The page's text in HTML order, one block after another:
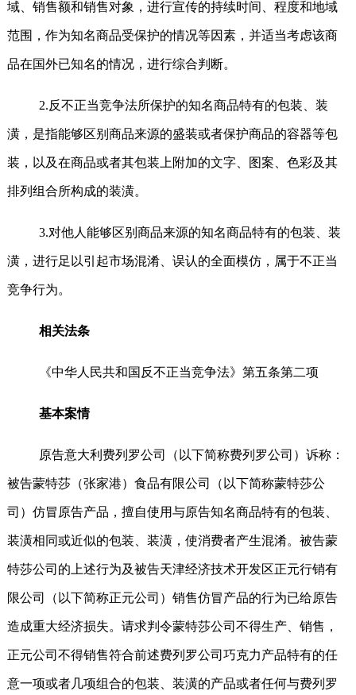
域、销售额和销售对象，进行宣传的持续时间、程度和地域
范围，作为知名商品受保护的情况等因素，并适当考虑该商
品在国外已知名的情况，进行综合判断。
2.反不正当竞争法所保护的知名商品特有的包装、装
潢，是指能够区别商品来源的盛装或者保护商品的容器等包
装，以及在商品或者其包装上附加的文字、图案、色彩及其
排列组合所构成的装潢。
3.对他人能够区别商品来源的知名商品特有的包装、装
潢，进行足以引起市场混淆、误认的全面模仿，属于不正当
竞争行为。
相关法条
《中华人民共和国反不正当竞争法》第五条第二项
基本案情
原告意大利费列罗公司（以下简称费列罗公司）诉称：
被告蒙特莎（张家港）食品有限公司（以下简称蒙特莎公
司）仿冒原告产品，擅自使用与原告知名商品特有的包装、
装潢相同或近似的包装、装潢，使消费者产生混淆。被告蒙
特莎公司的上述行为及被告天津经济技术开发区正元行销有
限公司（以下简称正元公司）销售仿冒产品的行为已给原告
造成重大经济损失。请求判令蒙特莎公司不得生产、销售，
正元公司不得销售符合前述费列罗公司巧克力产品特有的任
意一项或者几项组合的包装、装潢的产品或者任何与费列罗